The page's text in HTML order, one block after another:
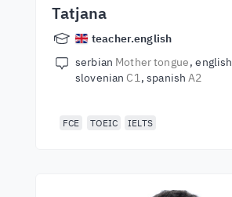
Tatjana
teacher.english
serbian Mother tongue english
slovenian C1 spanishA2
FCE TOEIC IELTS